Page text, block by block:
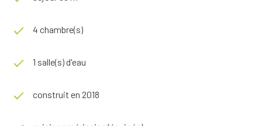
4 chambre(s)
1 salle(s) d'eau
construit en 2018